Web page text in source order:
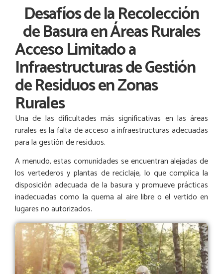
Desafíos de la Recolección
de Basura en Áreas Rurales
Acceso Limitado a
Infraestructuras de Gestión
de Residuos en Zonas
Rurales
Una de las dificultades más significativas en las áreas
rurales es la falta de acceso a infraestructuras adecuadas
para la gestión de residuos.
A menudo, estas comunidades se encuentran alejadas de
los vertederos y plantas de reciclaje, lo que complica la
disposición adecuada de la basura y promueve prácticas
inadecuadas como la quema al aire libre o el vertido en
lugares no autorizados.